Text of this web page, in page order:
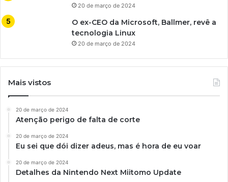
20 de março de 2024
O ex-CEO da Microsoft, Ballmer, revê a
tecnologia Linux
20 de março de 2024
Mais vistos
20 de março de 2024
Atenção perigo de falta de corte
20 de março de 2024
Eu sei que dói dizer adeus, mas é hora de eu voar
20 de março de 2024
Detalhes da Nintendo Next Miitomo Update